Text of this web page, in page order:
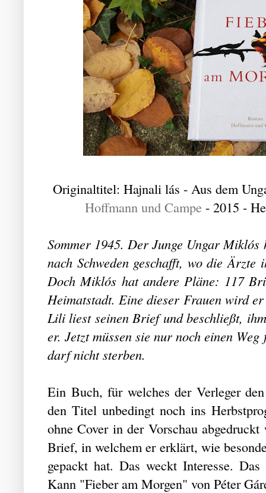
Originaltitel: Hajnali lás - Aus dem
Hoffmann und Campe- 2015 -
Sommer 1945. Der Junge Ungar
nach Schweden geschafft, wo die
Doch Miklós hat andere Pläne: 117
Heimatstadt. Eine dieser Frauen wird
Lili liest seinen Brief und beschließt,
er. Jetzt müssen sie nur noch einen
darf nicht sterben.
Ein Buch, für welches der Verleger
den Titel unbedingt noch ins
ohne Cover in der Vorschau
Brief, in welchem er erklärt, wie
gepackt hat. Das weckt Interesse.
Kann "Fieber am Morgen" von Péter